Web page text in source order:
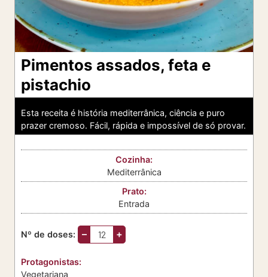
Pimentos assados, feta e
pistachio
Esta receita é história mediterrânica, ciência e puro
prazer cremoso. Fácil, rápida e impossível de só provar.
Cozinha:
Mediterrânica
Prato:
Entrada
Nº de doses: – +
Protagonistas:
Vegetariana